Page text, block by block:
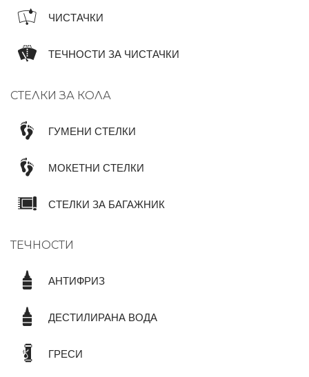
ЧИСТАЧКИ
ТЕЧНОСТИ ЗА ЧИСТАЧКИ
СТЕЛКИ ЗА КОЛА
ГУМЕНИ СТЕЛКИ
МОКЕТНИ СТЕЛКИ
СТЕЛКИ ЗА БАГАЖНИК
ТЕЧНОСТИ
АНТИФРИЗ
ДЕСТИЛИРАНА ВОДА
ГРЕСИ